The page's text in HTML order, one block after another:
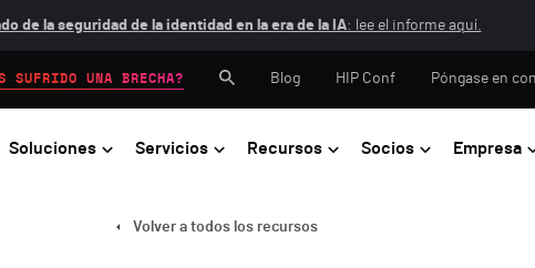
de la seguridad de la identidad en la era de la IA: lee el informe aquí.
Soluciones Servicios Recursos Socios Empresa
SUFRIDO UNA BRECHA? Blog HIP Conf Póngase en
Volver a todos los recursos